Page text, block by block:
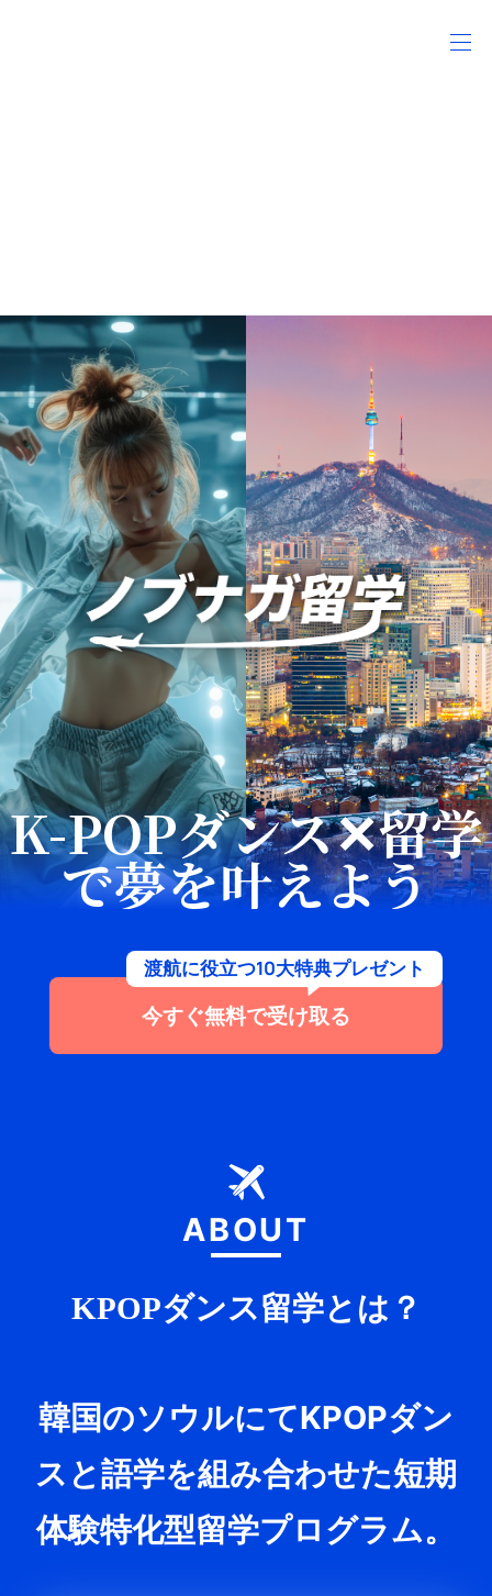
K-POPダンス✕留学
で夢を叶えよう
渡航に役立つ10大特典プレゼント
今すぐ無料で受け取る
ABOUT
KPOPダンス留学とは？
韓国のソウルにてKPOPダン
スと語学を組み合わせた短期
体験特化型留学プログラム。